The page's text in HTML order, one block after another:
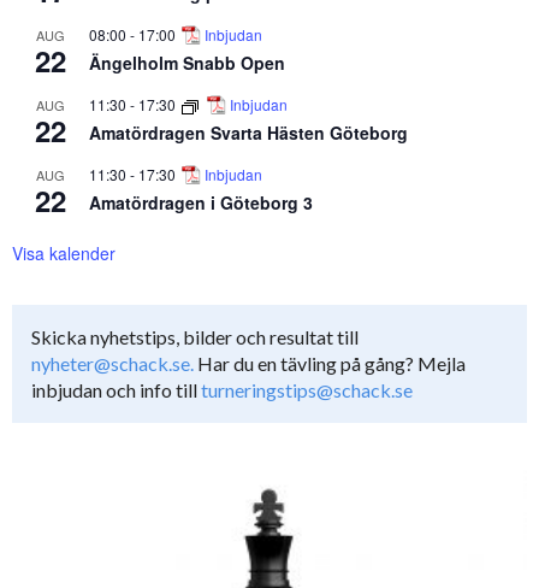
AUG
22
08:00 - 17:00 Inbjudan
Ängelholm Snabb Open
AUG
22
11:30 - 17:30 Inbjudan
Amatördragen Svarta Hästen Göteborg
AUG
22
11:30 - 17:30 Inbjudan
Amatördragen i Göteborg 3
Visa kalender
Skicka nyhetstips, bilder och resultat till
nyheter@schack.se. Har du en tävling på gång? Mejla
inbjudan och info tillturneringstips@schack.se